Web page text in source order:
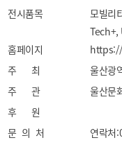
전시품목
모빌리
Tech+,
홈페이지
주 최
울산광
주 관
후 원
문 의 처